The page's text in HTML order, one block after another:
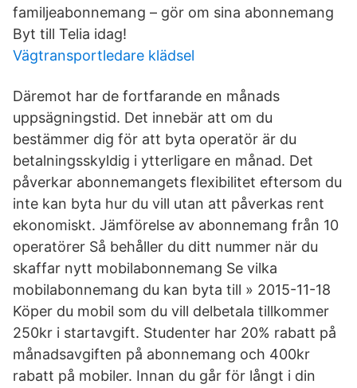
familjeabonnemang – gör om sina abonnemang
Byt till Telia idag!
Vägtransportledare klädsel
Däremot har de fortfarande en månads
uppsägningstid. Det innebär att om du
bestämmer dig för att byta operatör är du
betalningsskyldig i ytterligare en månad. Det
påverkar abonnemangets flexibilitet eftersom du
inte kan byta hur du vill utan att påverkas rent
ekonomiskt. Jämförelse av abonnemang från 10
operatörer Så behåller du ditt nummer när du
skaffar nytt mobilabonnemang Se vilka
mobilabonnemang du kan byta till » 2015-11-18
Köper du mobil som du vill delbetala tillkommer
250kr i startavgift. Studenter har 20% rabatt på
månadsavgiften på abonnemang och 400kr
rabatt på mobiler. Innan du går för långt i din